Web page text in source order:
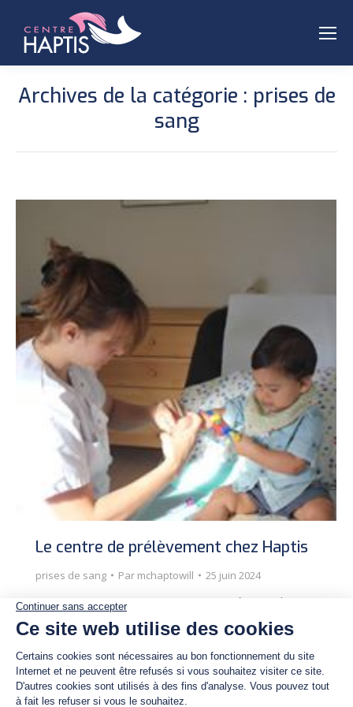
Archives de la catégorie : prises de
sang
Le centre de prélèvement chez Haptis
prises de sang Par mchaptowill 25 juin 2024
Au centre Haptis, nous sommes une équipe de 6
infirmières et sage-femmes à gérer le centre de
prélèvement en collaboration avec le laboratoire de
la Clinique Saint-Luc à Bouge. Nous vous accueillons
SANS RDV du lundi au samedi de 7h30 à 10h pour
effectuer des prises de sang, des prélèvements